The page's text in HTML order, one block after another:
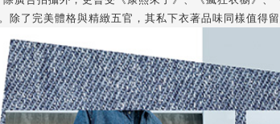
除了完美體格與精緻五官，其私下衣著品味同樣值得